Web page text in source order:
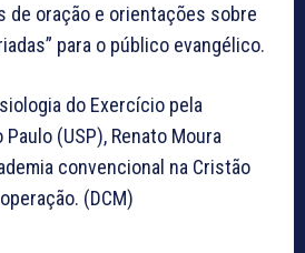
de oração e orientações sobre
para o público evangélico.
do Exercício pela
(USP), Renato Moura
convencional na Cristão
(DCM)